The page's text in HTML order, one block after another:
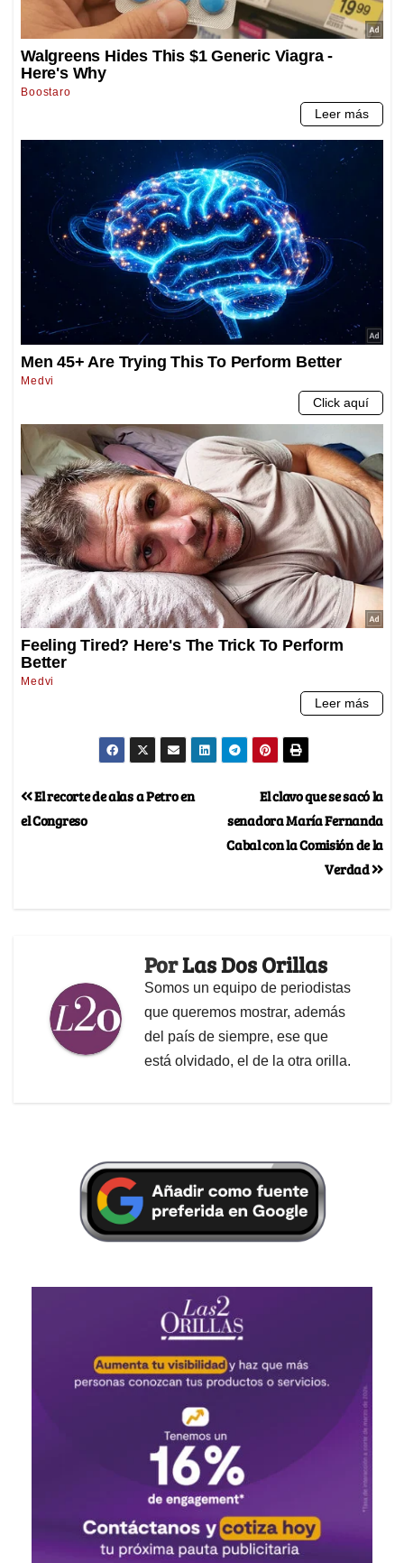
El clavo que se sacó la
senadora María Fernanda
Cabal con la Comisión de la
Verdad
El recorte de alas a Petro en
el Congreso
PorLas Dos Orillas
Somos un equipo de periodistas
que queremos mostrar, además
del país de siempre, ese que
está olvidado, el de la otra orilla.